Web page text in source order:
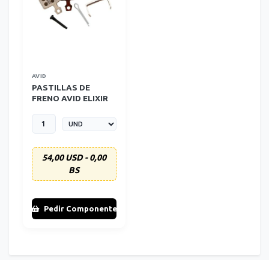
AVID
PASTILLAS DE
FRENO AVID ELIXIR
PROTECTORA DE
ALUMINIO
54,00 USD - 0,00
BS
Pedir Componente